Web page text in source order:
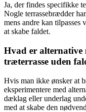
Ja, der findes specifikke
Nogle terrassebrædder
mens andre kan tilpasses
at skabe faldet.
Hvad er alternative
træterrasse uden
Hvis man ikke ønsker at
eksperimentere med
dæklag eller underlag
med at skabe den